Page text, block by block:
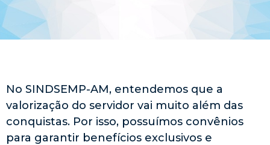
No SINDSEMP-AM, entendemos que a
valorização do servidor vai muito além das
conquistas. Por isso, possuímos convênios
para garantir benefícios exclusivos e